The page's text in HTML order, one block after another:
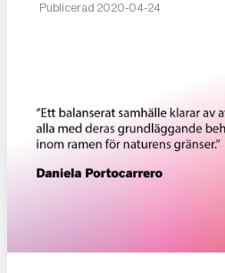
Publicerad 2020-04-24